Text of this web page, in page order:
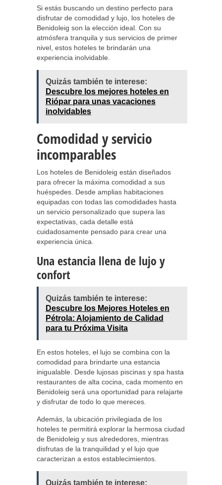
Si estás buscando un destino perfecto para
disfrutar de comodidad y lujo, los hoteles de
Benidoleig son la elección ideal. Con su
atmósfera tranquila y sus servicios de primer
nivel, estos hoteles te brindarán una
experiencia inolvidable.
Quizás también te interese:
Descubre los mejores hoteles en
Riópar para unas vacaciones
inolvidables
Comodidad y servicio
incomparables
Los hoteles de Benidoleig están diseñados
para ofrecer la máxima comodidad a sus
huéspedes. Desde amplias habitaciones
equipadas con todas las comodidades hasta
un servicio personalizado que supera las
expectativas, cada detalle está
cuidadosamente pensado para crear una
experiencia única.
Una estancia llena de lujo y
confort
Quizás también te interese:
Descubre los Mejores Hoteles en
Pétrola: Alojamiento de Calidad
para tu Próxima Visita
En estos hoteles, el lujo se combina con la
comodidad para brindarte una estancia
inigualable. Desde lujosas piscinas y spa hasta
restaurantes de alta cocina, cada momento en
Benidoleig será una oportunidad para relajarte
y disfrutar de todo lo que mereces.
Además, la ubicación privilegiada de los
hoteles te permitirá explorar la hermosa ciudad
de Benidoleig y sus alrededores, mientras
disfrutas de la tranquilidad y el lujo que
caracterizan a estos establecimientos.
Quizás también te interese: